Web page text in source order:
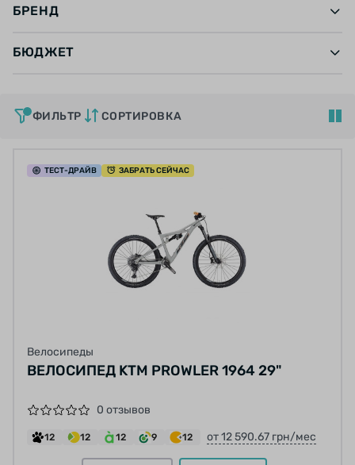
БРЕНД
БЮДЖЕТ
ФИЛЬТР СОРТИРОВКА
ТЕСТ-ДРАЙВ ЗАБРАТЬ СЕЙЧАС
Велосипеды
ВЕЛОСИПЕД KTM PROWLER 1964 29"
0 отзывов
12 12 12 9 12 от 12 590.67 грн/мес